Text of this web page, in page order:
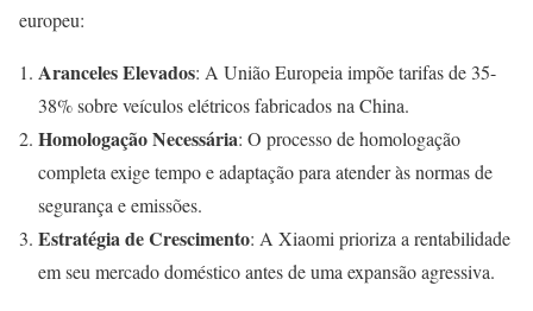
europeu:
Aranceles Elevados: A União Europeia impõe tarifas de 35-
38% sobre veículos elétricos fabricados na China.
Homologação Necessária: O processo de homologação
completa exige tempo e adaptação para atender às normas de
segurança e emissões.
Estratégia de Crescimento: A Xiaomi prioriza a rentabilidade
em seu mercado doméstico antes de uma expansão agressiva.